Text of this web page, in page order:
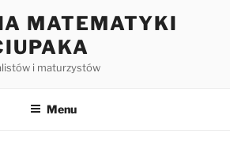
MATEMATYKI
i maturzystów
Menu